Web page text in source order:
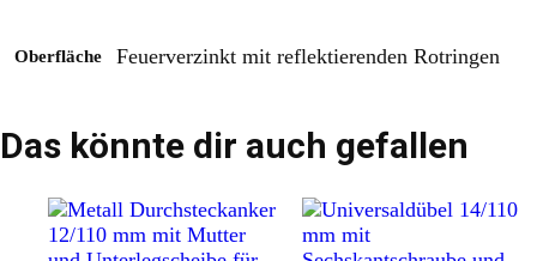
Oberfläche Feuerverzinkt mit reflektierenden Rotringen
Das könnte dir auch gefallen